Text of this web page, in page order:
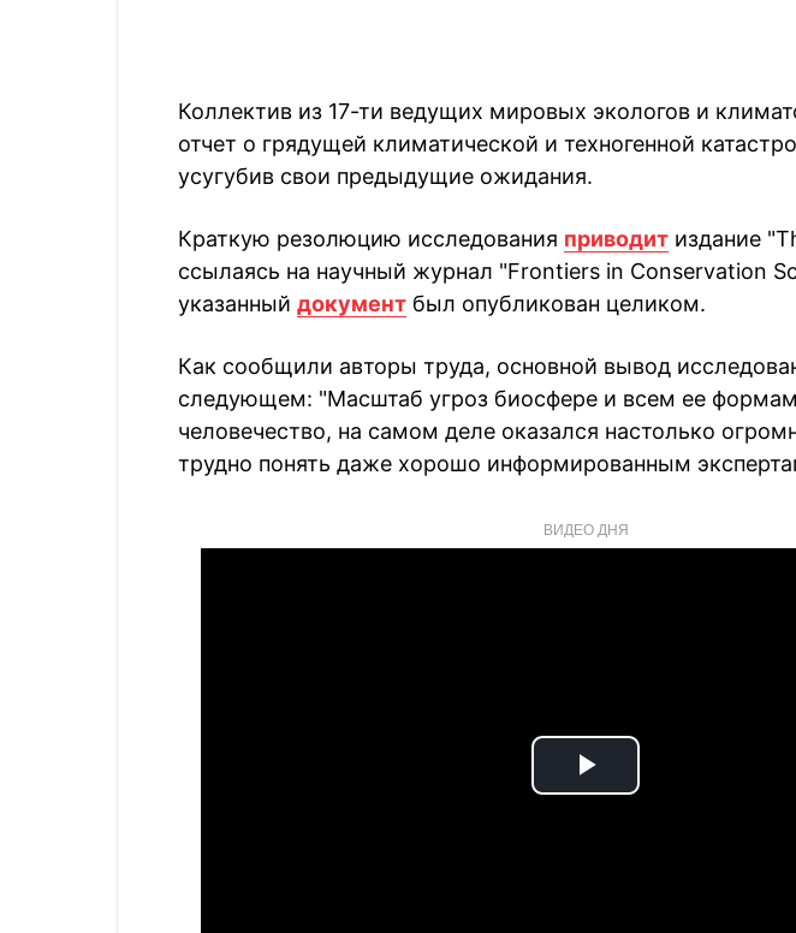
Коллектив из 17-ти ведущих мировых экологов и
отчет о грядущей климатической и техногенной
усугубив свои предыдущие ожидания.
Краткую резолюцию исследования приводит издание
ссылаясь на научный журнал "Frontiers in Conservation
указанный документ был опубликован целиком.
Как сообщили авторы труда, основной вывод
следующем: "Масштаб угроз биосфере и всем ее
человечество, на самом деле оказался настолько
трудно понять даже хорошо информированным
ВИДЕО ДНЯ
Play